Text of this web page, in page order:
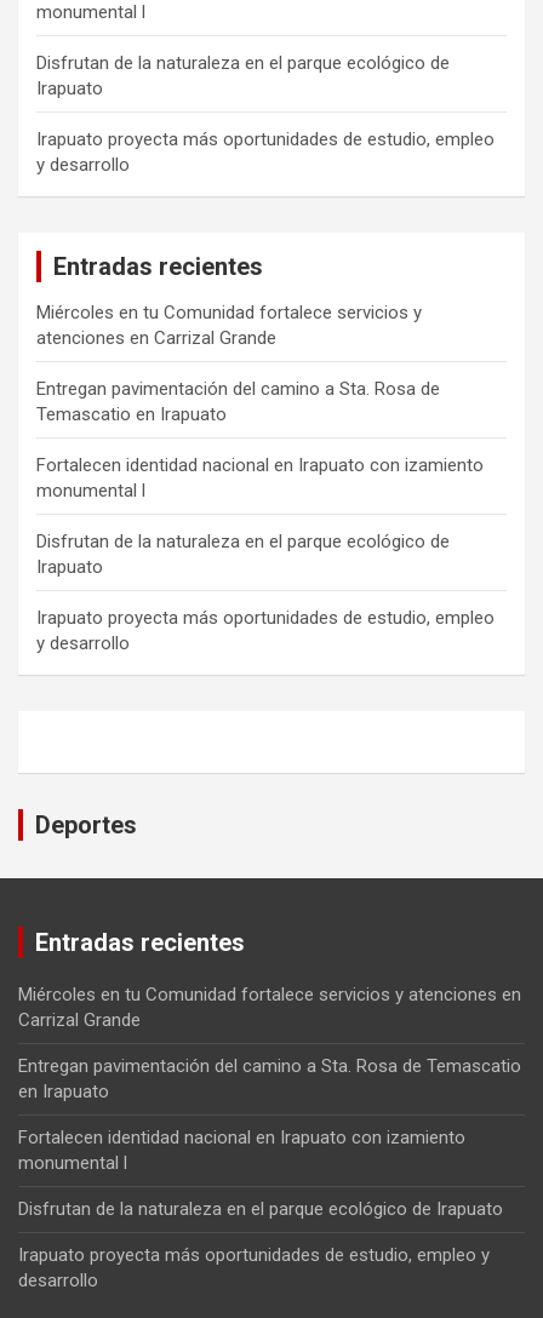
monumental l
Disfrutan de la naturaleza en el parque ecológico de
Irapuato
Irapuato proyecta más oportunidades de estudio, empleo
y desarrollo
Entradas recientes
Miércoles en tu Comunidad fortalece servicios y
atenciones en Carrizal Grande
Entregan pavimentación del camino a Sta. Rosa de
Temascatio en Irapuato
Fortalecen identidad nacional en Irapuato con izamiento
monumental l
Disfrutan de la naturaleza en el parque ecológico de
Irapuato
Irapuato proyecta más oportunidades de estudio, empleo
y desarrollo
Deportes
Entradas recientes
Miércoles en tu Comunidad fortalece servicios y atenciones en
Carrizal Grande
Entregan pavimentación del camino a Sta. Rosa de Temascatio
en Irapuato
Fortalecen identidad nacional en Irapuato con izamiento
monumental l
Disfrutan de la naturaleza en el parque ecológico de Irapuato
Irapuato proyecta más oportunidades de estudio, empleo y
desarrollo